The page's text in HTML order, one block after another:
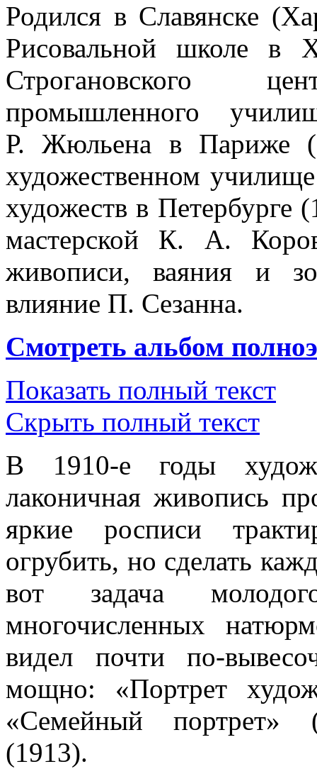
Родился в Славянске
Рисовальной школе в
Строгановского
промышленного
Р. Жюльена в Париже
художественном
художеств в Петербурге
мастерской К. А.
живописи, ваяния и
влияние П. Сезанна.
Смотреть альбом
Показать полный текст
Скрыть полный текст
В 1910-е годы
лаконичная живопись
яркие росписи
огрубить, но сделать
вот задача
многочисленных
видел почти по-
мощно: «Портрет
«Семейный портрет»
(1913).